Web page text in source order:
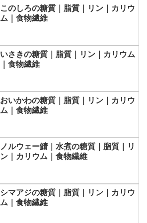
このしろの糖質｜脂質｜リン｜カリウ
ム｜食物繊維
いさきの糖質｜脂質｜リン｜カリウム
｜食物繊維
おいかわの糖質｜脂質｜リン｜カリウ
ム｜食物繊維
ノルウェー鯖｜水煮の糖質｜脂質｜リ
ン｜カリウム｜食物繊維
シマアジの糖質｜脂質｜リン｜カリウ
ム｜食物繊維